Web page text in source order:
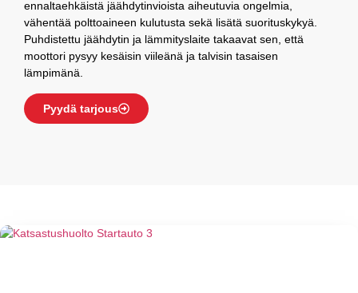
ennaltaehkäistä jäähdytinvioista aiheutuvia ongelmia,
vähentää polttoaineen kulutusta sekä lisätä suorituskykyä.
Puhdistettu jäähdytin ja lämmityslaite takaavat sen, että
moottori pysyy kesäisin viileänä ja talvisin tasaisen
lämpimänä.
Pyydä tarjous